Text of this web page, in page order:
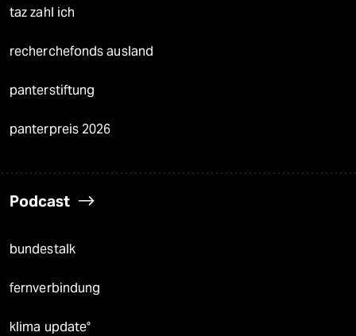
taz zahl ich
recherchefonds ausland
panterstiftung
panterpreis 2026
Podcast
bundestalk
fernverbindung
klima update°